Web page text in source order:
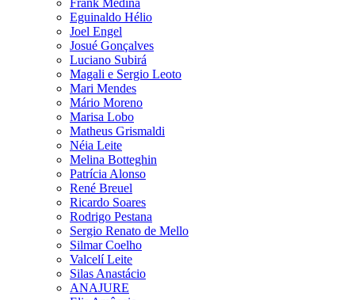
Frank Medina
Eguinaldo Hélio
Joel Engel
Josué Gonçalves
Luciano Subirá
Magali e Sergio Leoto
Mari Mendes
Mário Moreno
Marisa Lobo
Matheus Grismaldi
Néia Leite
Melina Botteghin
Patrícia Alonso
René Breuel
Ricardo Soares
Rodrigo Pestana
Sergio Renato de Mello
Silmar Coelho
Valcelí Leite
Silas Anastácio
ANAJURE